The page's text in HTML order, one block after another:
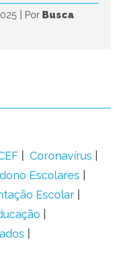
Por Busca
Coronavírus
Escolares
Escolar